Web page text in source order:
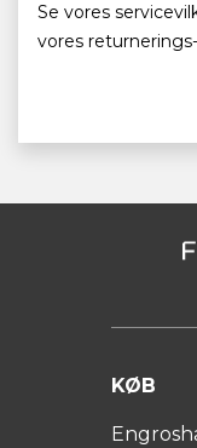
Se vores
vores
KØB